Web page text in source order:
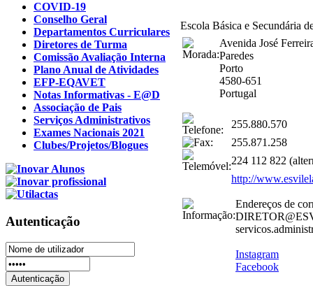
Escola Básica e Secundária
Avenida José
Paredes
Porto
4580-651
Portugal
255.880.570
255.871.258
224 112 822
http://
Endereços de
Instagram
Facebook
COVID-19
Conselho Geral
Departamentos Curriculares
Diretores de Turma
Comissão Avaliação Interna
Plano Anual de Atividades
EFP-EQAVET
Notas Informativas - E@D
Associação de Pais
Serviços Administrativos
Exames Nacionais 2021
Clubes/Projetos/Blogues
Autenticação